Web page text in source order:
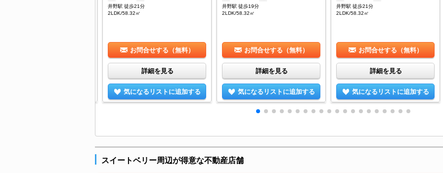
井野駅 徒歩21分
2LDK/58.32㎡
お問合せする（無料）
詳細を見る
気になるリストに追加する
井野駅 徒歩19分
2LDK/58.32㎡
お問合せする（無料）
詳細を見る
気になるリストに追加する
井野駅 徒歩21分
2LDK/58.32㎡
お問合せする（無料）
詳細を見る
気になるリストに追加する
スイートベリー周辺が得意な不動産店舗